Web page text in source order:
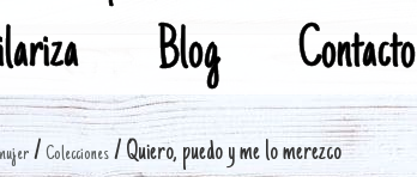
Blog Contacto
/ Colecciones / Quiero, puedo y me lo merezco